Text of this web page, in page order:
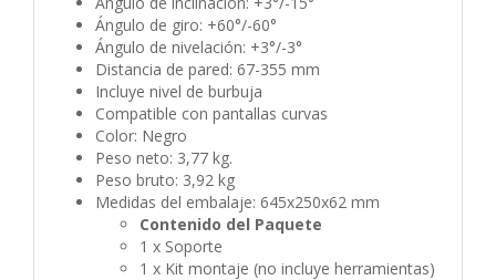
Ángulo de giro: +60°/-60°
Ángulo de nivelación: +3°/-3°
Distancia de pared: 67-355 mm
Incluye nivel de burbuja
Compatible con pantallas curvas
Color: Negro
Peso neto: 3,77 kg.
Peso bruto: 3,92 kg
Medidas del embalaje: 645x250x62 mm
Contenido del Paquete
1 x Soporte
1 x Kit montaje (no incluye herramientas)